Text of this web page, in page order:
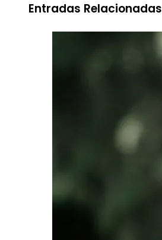
Entradas Relacionadas